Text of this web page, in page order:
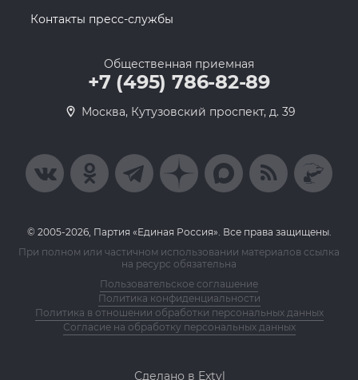
Контакты пресс-службы
Общественная приемная
+7 (495) 786-82-89
Москва, Кутузовский проспект, д. 39
© 2005-2026, Партия «Единая Россия». Все права защищены.
При полном или частичном использовании материалов ссылка
на ресурс обязательна
Пользовательское соглашение
Политика конфиденциальности
Политика в отношении обработки персональных данных
Согласие на обработку персональных данных
Сделано в Extyl